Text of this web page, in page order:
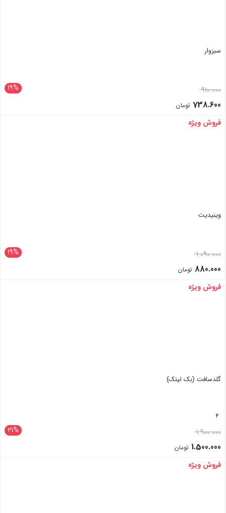
سبزوار
19% 910.000
738.600 تومان
بستن
فروش ویژه
وینیدیت
19% 1.090.000
880.000 تومان
بستن
فروش ویژه
گلد‌سافت (بک لینک)
4
21% 1.900.000
1.500.000 تومان
بستن
فروش ویژه